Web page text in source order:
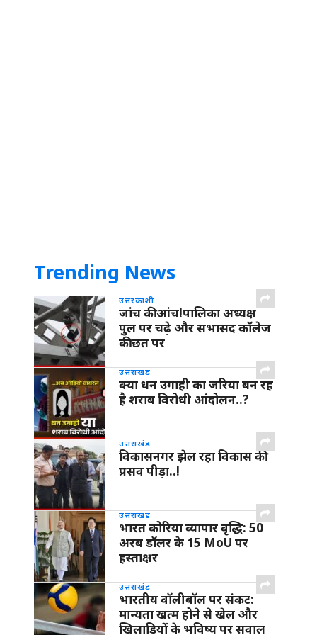
Trending News
उत्तरकाशी
जांच की आंच!पालिका अध्यक्ष
पुल पर चढ़े और सभासद कॉलेज
की छत पर
उत्तराखंड
क्या धन उगाही का जरिया बन रह
है शराब विरोधी आंदोलन..?
उत्तराखंड
विकासनगर झेल रहा विकास की
प्रसव पीड़ा..!
उत्तराखंड
भारत कोरिया व्यापार वृद्धि: 50
अरब डॉलर के 15 MoU पर
हस्ताक्षर
उत्तराखंड
भारतीय वॉलीबॉल पर संकट:
मान्यता खत्म होने से खेल और
खिलाड़ियों के भविष्य पर सवाल